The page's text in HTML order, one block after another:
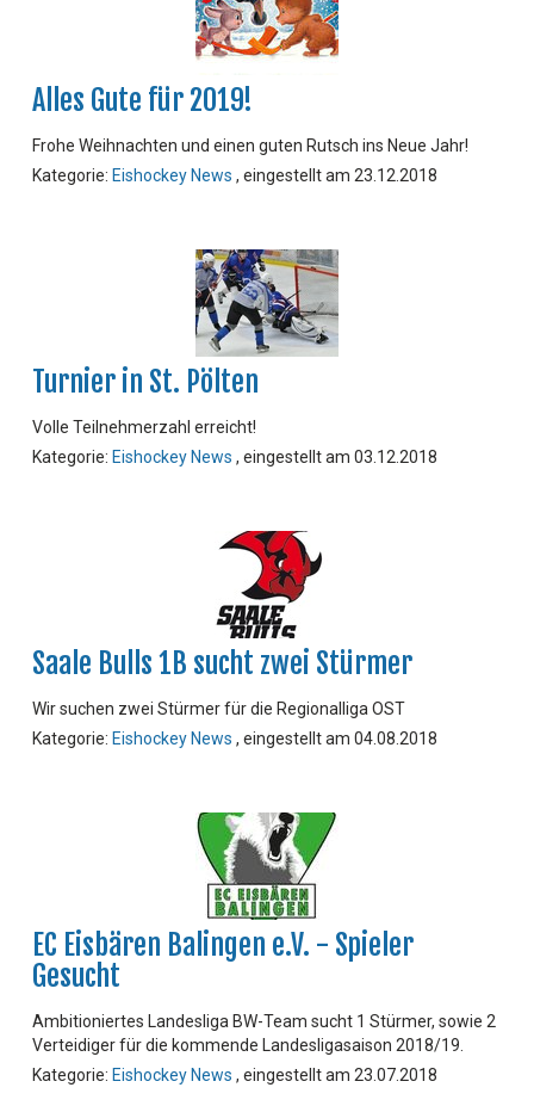
Alles Gute für 2019!
Frohe Weihnachten und einen guten Rutsch ins Neue Jahr!
Kategorie: Eishockey News , eingestellt am 23.12.2018
Turnier in St. Pölten
Volle Teilnehmerzahl erreicht!
Kategorie: Eishockey News , eingestellt am 03.12.2018
Saale Bulls 1B sucht zwei Stürmer
Wir suchen zwei Stürmer für die Regionalliga OST
Kategorie: Eishockey News , eingestellt am 04.08.2018
EC Eisbären Balingen e.V. - Spieler
Gesucht
Ambitioniertes Landesliga BW-Team sucht 1 Stürmer, sowie 2
Verteidiger für die kommende Landesligasaison 2018/19.
Kategorie: Eishockey News , eingestellt am 23.07.2018